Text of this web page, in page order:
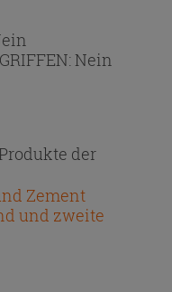
Nein
der
Zement
und zweite